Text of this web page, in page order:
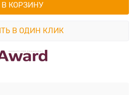
В КОРЗИНУ
В ОДИН КЛИК